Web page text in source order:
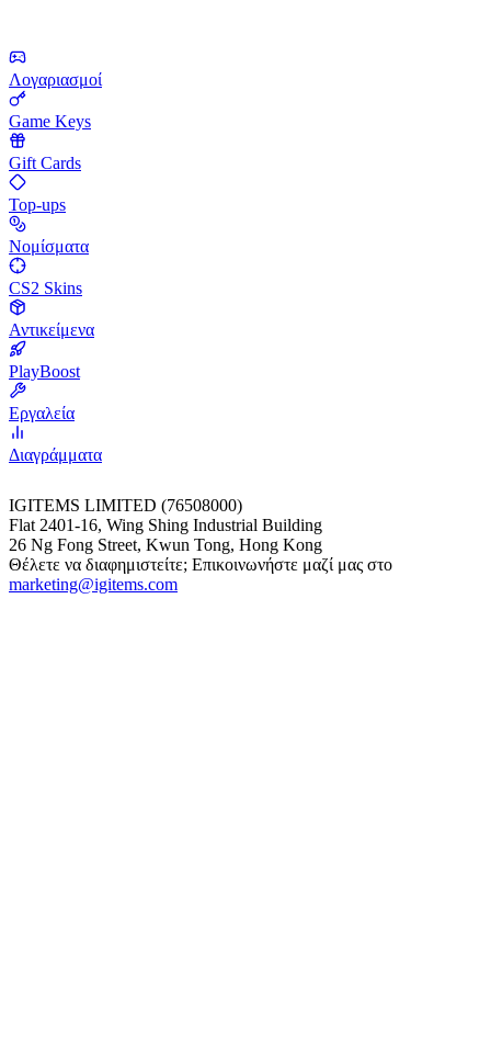
Λογαριασμοί
Game Keys
Gift Cards
Top-ups
Νομίσματα
CS2 Skins
Αντικείμενα
PlayBoost
Εργαλεία
Διαγράμματα
IGITEMS LIMITED (76508000)
Flat 2401-16, Wing Shing Industrial Building
26 Ng Fong Street, Kwun Tong, Hong Kong
Θέλετε να διαφημιστείτε; Επικοινωνήστε μαζί μας στο
marketing@igitems.com